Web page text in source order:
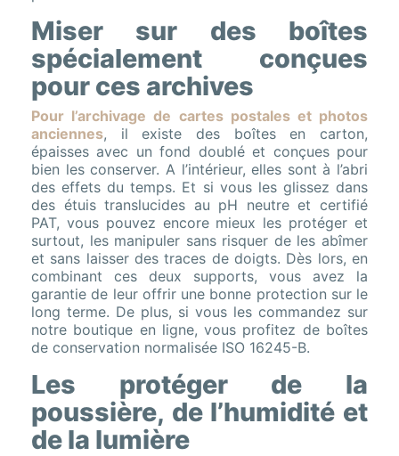
Miser sur des boîtes
spécialement conçues
pour ces archives
Pour l’archivage de cartes postales et photos
anciennes, il existe des boîtes en carton,
épaisses avec un fond doublé et conçues pour
bien les conserver. A l’intérieur, elles sont à l’abri
des effets du temps. Et si vous les glissez dans
des étuis translucides au pH neutre et certifié
PAT, vous pouvez encore mieux les protéger et
surtout, les manipuler sans risquer de les abîmer
et sans laisser des traces de doigts. Dès lors, en
combinant ces deux supports, vous avez la
garantie de leur offrir une bonne protection sur le
long terme. De plus, si vous les commandez sur
notre boutique en ligne, vous profitez de boîtes
de conservation normalisée ISO 16245-B.
Les protéger de la
poussière, de l’humidité et
de la lumière